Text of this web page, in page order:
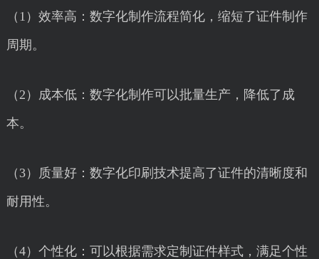
（1）效率高：数字化制作流程简化，缩短了证件制作
周期。
（2）成本低：数字化制作可以批量生产，降低了成
本。
（3）质量好：数字化印刷技术提高了证件的清晰度和
耐用性。
（4）个性化：可以根据需求定制证件样式，满足个性